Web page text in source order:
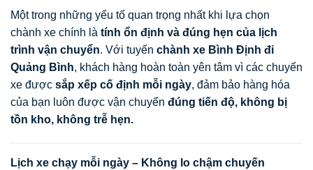
Một trong những yếu tố quan trọng nhất khi lựa chọn
chành xe chính là tính ổn định và đúng hẹn của lịch
trình vận chuyển. Với tuyến chành xe Bình Định đi
Quảng Bình, khách hàng hoàn toàn yên tâm vì các chuyến
xe được sắp xếp cố định mỗi ngày, đảm bảo hàng hóa
của bạn luôn được vận chuyển đúng tiến độ, không bị
tồn kho, không trễ hẹn.
Lịch xe chạy mỗi ngày – Không lo chậm chuyến